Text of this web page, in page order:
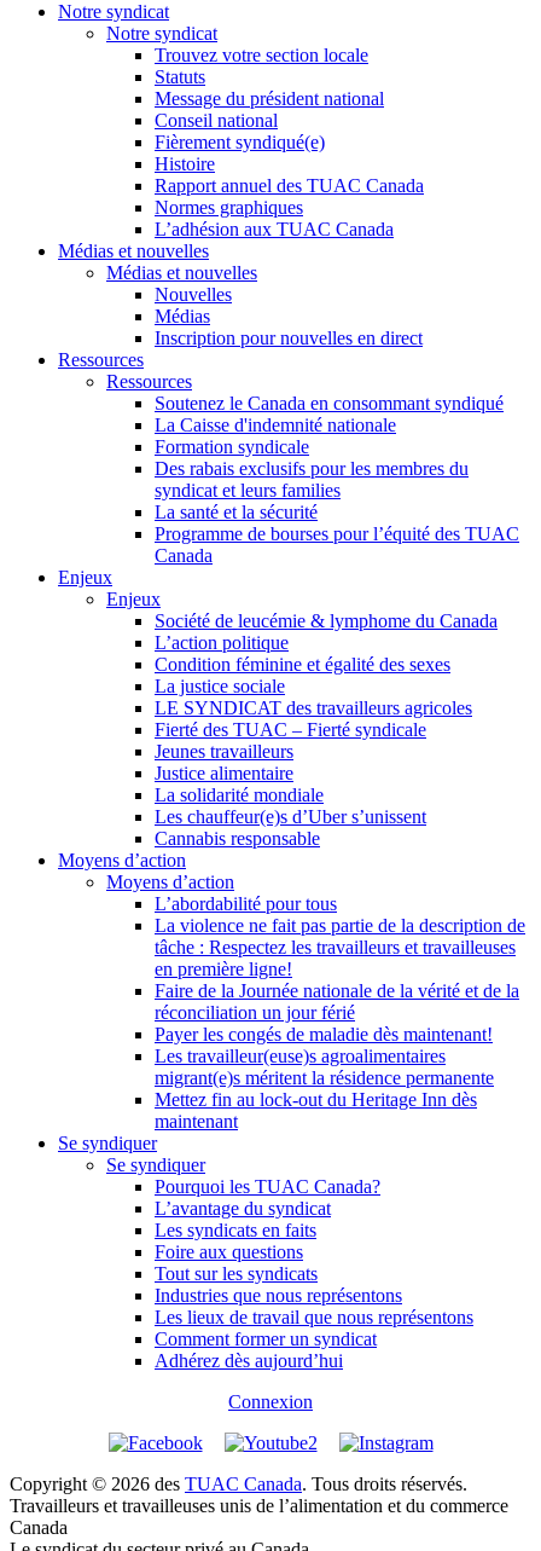
Notre syndicat
Notre syndicat
Trouvez votre section locale
Statuts
Message du président national
Conseil national
Fièrement syndiqué(e)
Histoire
Rapport annuel des TUAC Canada
Normes graphiques
L’adhésion aux TUAC Canada
Médias et nouvelles
Médias et nouvelles
Nouvelles
Médias
Inscription pour nouvelles en direct
Ressources
Ressources
Soutenez le Canada en consommant syndiqué
La Caisse d'indemnité nationale
Formation syndicale
Des rabais exclusifs pour les membres du
syndicat et leurs families
La santé et la sécurité
Programme de bourses pour l’équité des TUAC
Canada
Enjeux
Enjeux
Société de leucémie & lymphome du Canada
L’action politique
Condition féminine et égalité des sexes
La justice sociale
LE SYNDICAT des travailleurs agricoles
Fierté des TUAC – Fierté syndicale
Jeunes travailleurs
Justice alimentaire
La solidarité mondiale
Les chauffeur(e)s d’Uber s’unissent
Cannabis responsable
Moyens d’action
Moyens d’action
L’abordabilité pour tous
La violence ne fait pas partie de la description de
tâche : Respectez les travailleurs et travailleuses
en première ligne!
Faire de la Journée nationale de la vérité et de la
réconciliation un jour férié
Payer les congés de maladie dès maintenant!
Les travailleur(euse)s agroalimentaires
migrant(e)s méritent la résidence permanente
Mettez fin au lock-out du Heritage Inn dès
maintenant
Se syndiquer
Se syndiquer
Pourquoi les TUAC Canada?
L’avantage du syndicat
Les syndicats en faits
Foire aux questions
Tout sur les syndicats
Industries que nous représentons
Les lieux de travail que nous représentons
Comment former un syndicat
Adhérez dès aujourd’hui
Connexion
Copyright © 2026 des TUAC Canada. Tous droits réservés.
Travailleurs et travailleuses unis de l’alimentation et du commerce
Canada